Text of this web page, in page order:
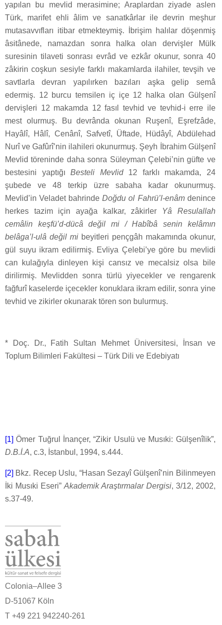
yapılan bu mevlid merasimine; Araplardan ziyade aslen
Türk, marifet ehli âlim ve sanatkârlar ile devrin meşhur
mutasavvıfları itibar etmekteymiş. İbrişim halılar döşenmiş
âsitânede, namazdan sonra halka olan dervişler Mülk
suresinin tilaveti sonrası evrâd ve ezkâr okunur, sonra 40
zâkirin coşkun sesiyle farklı makamlarda ilahiler, tevşih ve
savtlarla devran yapılırken bazıları aşka gelip semâ
edermiş. 12 burcu temsilen iç içe 12 halka olan Gülşenî
dervişleri 12 makamda 12 fasıl tevhid ve tevhid-i erre ile
mest olurmuş. Bu devrânda okunan Ruşenî, Eşrefzâde,
Hayâlî, Hâlî, Cenânî, Safvetî, Üftade, Hüdâyî, Abdülehad
Nurî ve Gafûrî’nin ilahileri okunurmuş. Şeyh İbrahim Gülşenî
Mevlid töreninde daha sonra Süleyman Çelebi’nin güfte ve
bestesini yaptığıBesteli Mevlid12 farklı makamda, 24
şubede ve 48 terkip üzre sabaha kadar okunurmuş.
Mevlid’in Veladet bahrindeDoğdu ol Fahrü’l-enâmdenince
herkes tazim için ayağa kalkar, zâkirler
Yâ Resulallah
cemâlin keşfü’d-dücâ değil mi / Habîbâ senin kelâmın
belâga’l-ulâ değil mibeyitleri pençgâh makamında okunur,
gül suyu ikram edilirmiş. Evliya Çelebi’ye göre bu mevlidi
can kulağıyla dinleyen kişi cansız ve mecalsiz olsa bile
dirilirmiş. Mevlidden sonra türlü yiyecekler ve rengarenk
fağfurî kaselerde içecekler konuklara ikram edilir, sonra yine
tevhid ve zikirler okunarak tören son bulurmuş.
* Doç. Dr., Fatih Sultan Mehmet Üniversitesi, İnsan ve
Toplum Bilimleri Fakültesi – Türk Dili ve Edebiyatı
[1] Ömer Tuğrul İnançer, “Zikir Usulü ve Musıki: Gülşenîlik”,
D.B.İ.A, c.3, İstanbul, 1994, s.444.
[2] Bkz. Recep Uslu, “Hasan Sezayî Gülşenî’nin Bilinmeyen
İki Musıki Eseri” Akademik Araştırmalar Dergisi, 3/12, 2002,
s.37-49.
Colonia–Allee 3
D-51067 Köln
T +49 221 942240-261